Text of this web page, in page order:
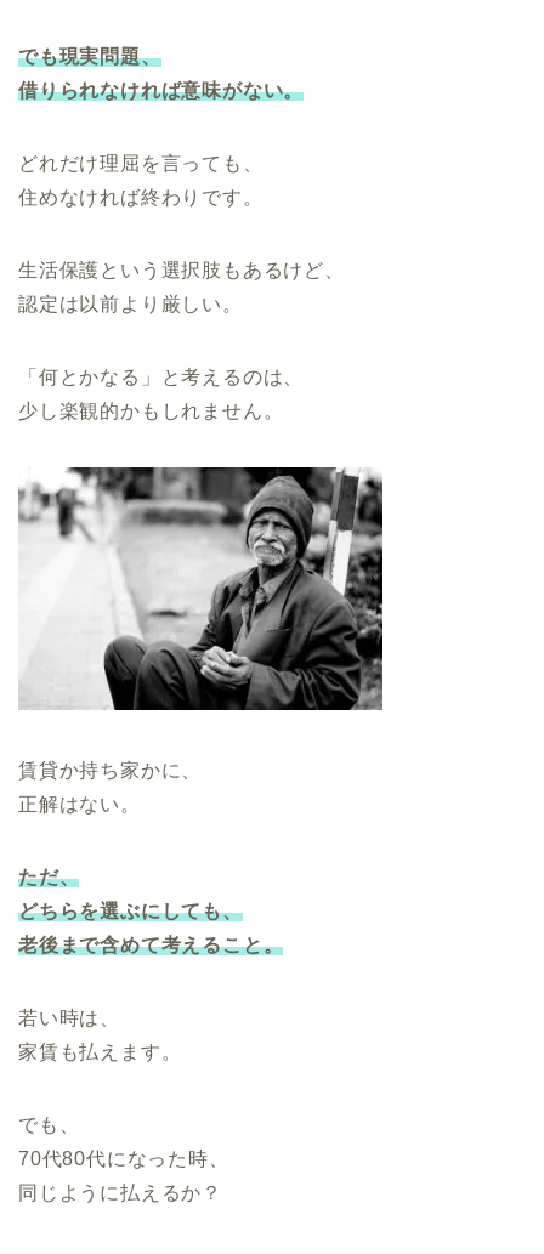
でも現実問題、
借りられなければ意味がない。
どれだけ理屈を言っても、
住めなければ終わりです。
生活保護という選択肢もあるけど、
認定は以前より厳しい。
「何とかなる」と考えるのは、
少し楽観的かもしれません。
賃貸か持ち家かに、
正解はない。
ただ、
どちらを選ぶにしても、
老後まで含めて考えること。
若い時は、
家賃も払えます。
でも、
70代80代になった時、
同じように払えるか？